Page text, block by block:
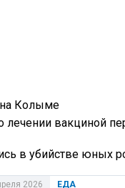
на Колыме
лечении вакциной
в убийстве юных
ЕДА
2026